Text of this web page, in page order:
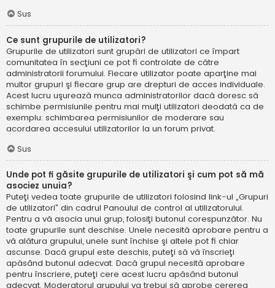
Sus
Ce sunt grupurile de utilizatori?
Grupurile de utilizatori sunt grupări de utilizatori ce împart
comunitatea în secţiuni ce pot fi controlate de către
administratorii forumului. Fiecare utilizator poate aparţine mai
multor grupuri şi fiecare grup are drepturi de acces individuale.
Acest lucru uşurează munca administratorilor dacă doresc să
schimbe permisiunile pentru mai mulţi utilizatori deodată ca de
exemplu: schimbarea permisiunilor de moderare sau
acordarea accesului utilizatorilor la un forum privat.
Sus
Unde pot fi găsite grupurile de utilizatori şi cum pot să mă
asociez unuia?
Puteţi vedea toate grupurile de utilizatori folosind link-ul „Grupuri
de utilizatori” din cadrul Panoului de control al utilizatorului.
Pentru a vă asocia unui grup, folosiţi butonul corespunzător. Nu
toate grupurile sunt deschise. Unele necesită aprobare pentru a
vă alătura grupului, unele sunt închise şi altele pot fi chiar
ascunse. Dacă grupul este deschis, puteţi să vă înscrieţi
apăsând butonul adecvat. Dacă grupul necesită aprobare
pentru înscriere, puteţi cere acest lucru apăsând butonul
adecvat. Moderatorul grupului va trebui să aprobe cererea